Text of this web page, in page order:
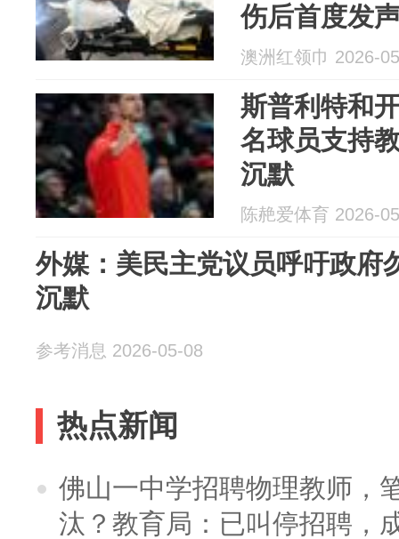
伤后首度发
澳洲红领巾 2026-
斯普利特和
名球员支持
沉默
陈赩爱体育 2026-
外媒：美民主党议员呼吁政府
沉默
参考消息 2026-05-08
热点新闻
佛山一中学招聘物理教师，
汰？教育局：已叫停招聘，